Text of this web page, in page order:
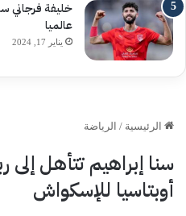
خليفة فرجاني
عالميا
يناير 17, 2024